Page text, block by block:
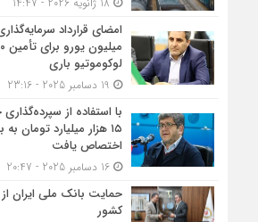
لوکوموتیو باری
با استفاده از
۱۵ هزار میلیارد
اختصاص یافت
16 دسامبر 2025 - 20:47
حمایت بانک ملی ایران
کشور